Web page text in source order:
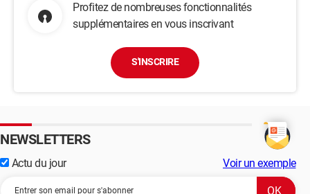
Profitez de nombreuses fonctionnalités
supplémentaires en vous inscrivant
S'INSCRIRE
NEWSLETTERS
Actu du jour Voir un exemple